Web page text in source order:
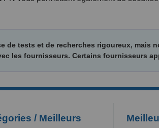
de tests et de recherches rigoureux, mais
les fournisseurs. Certains fournisseurs
/ Meilleurs